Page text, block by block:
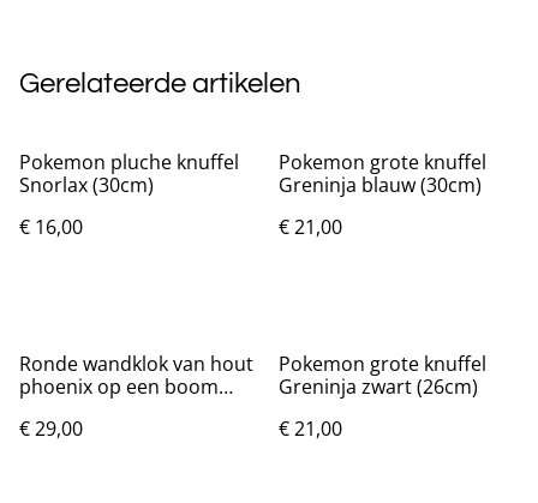
Gerelateerde artikelen
Pokemon pluche knuffel
Snorlax (30cm)
€ 16,00
Pokemon grote knuffel
Greninja blauw (30cm)
€ 21,00
Ronde wandklok van hout
phoenix op een boom
€ 29,00
Pokemon grote knuffel
Greninja zwart (26cm)
€ 21,00